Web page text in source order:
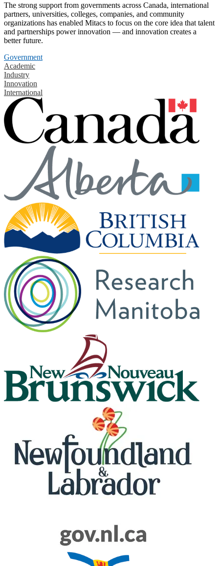
The strong support from governments across Canada, international
partners, universities, colleges, companies, and community
organizations has enabled Mitacs to focus on the core idea that talent
and partnerships power innovation — and innovation creates a
better future.
Government
Academic
Industry
Innovation
International